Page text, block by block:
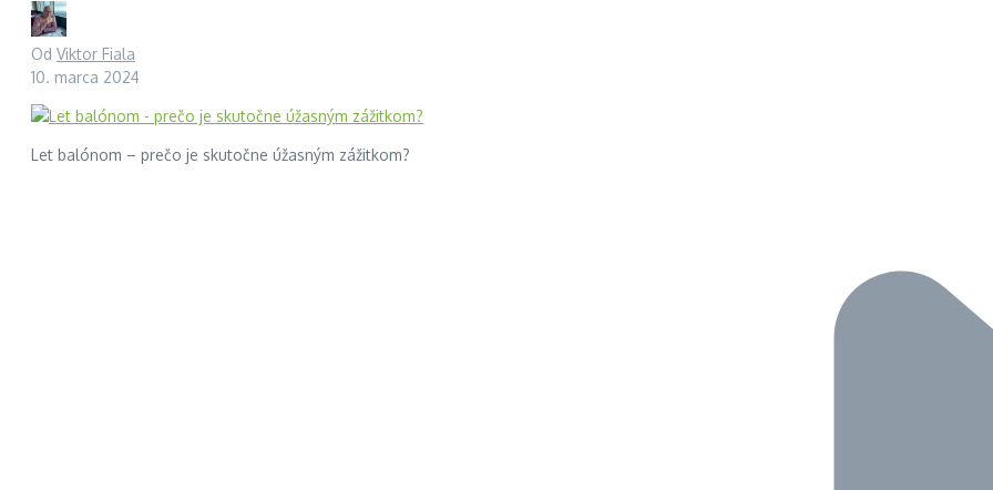
Od Viktor Fiala
10. marca 2024
Let balónom – prečo je skutočne úžasným zážitkom?